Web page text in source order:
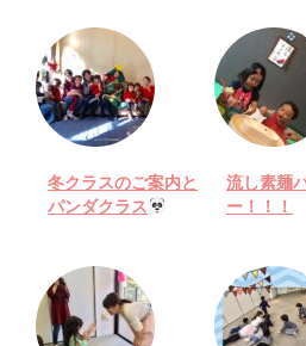
冬クラスのご案内と
パンダクラス
流し素麺
ー！！！